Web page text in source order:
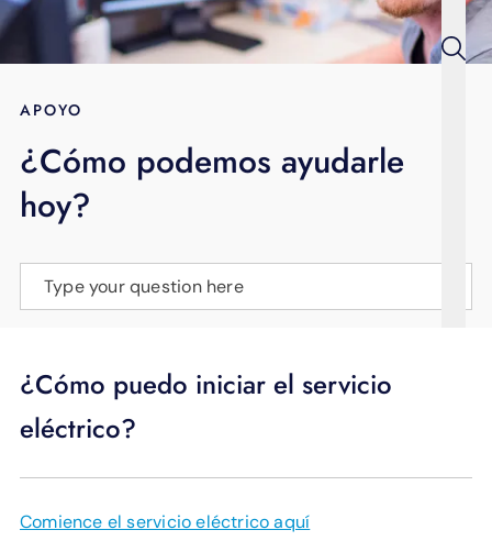
Televisión
BLOG
APOYO
APOYO
¿Cómo podemos ayudarle
hoy?
Type your question here
¿Cómo puedo iniciar el servicio
eléctrico?
Comience el servicio eléctrico aquí